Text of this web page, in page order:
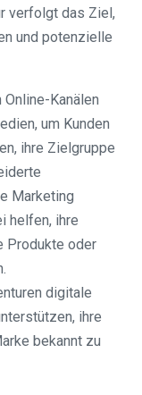
verfolgt das Ziel,
und potenzielle
Kanälen
um Kunden
ihre Zielgruppe
Marketing
helfen, ihre
Produkte oder
digitale
ihre
bekannt zu